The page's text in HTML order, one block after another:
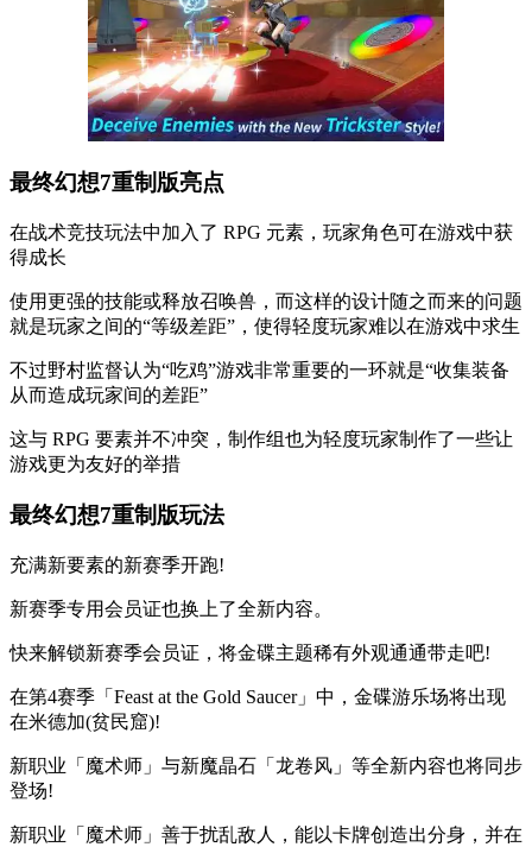
最终幻想7重制版亮点
在战术竞技玩法中加入了 RPG 元素，玩家角色可在游戏中获
得成长
使用更强的技能或释放召唤兽，而这样的设计随之而来的问题
就是玩家之间的“等级差距”，使得轻度玩家难以在游戏中求生
不过野村监督认为“吃鸡”游戏非常重要的一环就是“收集装备
从而造成玩家间的差距”
这与 RPG 要素并不冲突，制作组也为轻度玩家制作了一些让
游戏更为友好的举措
最终幻想7重制版玩法
充满新要素的新赛季开跑!
新赛季专用会员证也换上了全新内容。
快来解锁新赛季会员证，将金碟主题稀有外观通通带走吧!
在第4赛季「Feast at the Gold Saucer」中，金碟游乐场将出现
在米德加(贫民窟)!
新职业「魔术师」与新魔晶石「龙卷风」等全新内容也将同步
登场!
新职业「魔术师」善于扰乱敌人，能以卡牌创造出分身，并在